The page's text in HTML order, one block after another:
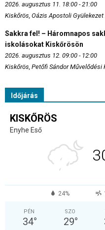
2026. augusztus 11. 18:00 - 21:00
Kiskőrös, Oázis Apostoli
Sakkra fel! – Háromnapos
iskolásokat Kiskőrösön
2026. augusztus 12. 09:00 - 12:00
Kiskőrös, Petőfi Sándor Művelődési
Időjárás
KISKŐRÖS
Enyhe Eső
24%
PÉN
34°
SZO
29°